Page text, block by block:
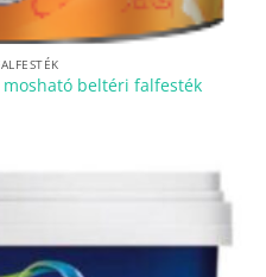
mosható beltéri falfesték